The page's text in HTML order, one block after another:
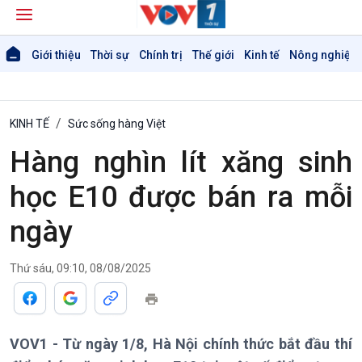
Giới thiệu Thời sự Chính trị Thế giới Kinh tế Nông nghiệp
Giới thiệu
Thời sự 21h30
KINH TẾ Sức sống hàng Việt
Hàng nghìn lít xăng sinh
học E10 được bán ra mỗi
ngày
Thứ sáu, 09:10, 08/08/2025
VOV1 - Từ ngày 1/8, Hà Nội chính thức bắt đầu thí